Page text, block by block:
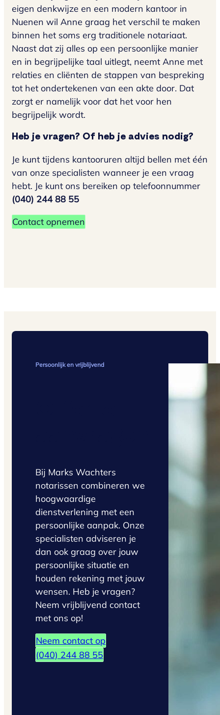
Heb je vragen? Of heb je advies nodig?
Je kunt tijdens kantooruren altijd bellen met één
van onze specialisten wanneer je een vraag
hebt. Je kunt ons bereiken op telefoonnummer
(040) 244 88 55
Contact opnemen
eigen denkwijze en een modern kantoor in
Nuenen wil Anne graag het verschil te maken
binnen het soms erg traditionele notariaat.
Naast dat zij alles op een persoonlijke manier
en in begrijpelijke taal uitlegt, neemt Anne met
relaties en cliënten de stappen van bespreking
tot het ondertekenen van een akte door. Dat
zorgt er namelijk voor dat het voor hen
begrijpelijk wordt.
Persoonlijk en vrijblijvend
Bij Marks Wachters
notarissen combineren we
hoogwaardige
dienstverlening met een
persoonlijke aanpak. Onze
specialisten adviseren je
dan ook graag over jouw
persoonlijke situatie en
houden rekening met jouw
wensen. Heb je vragen?
Neem vrijblijvend contact
met ons op!
Neem contact op
(040) 244 88 55